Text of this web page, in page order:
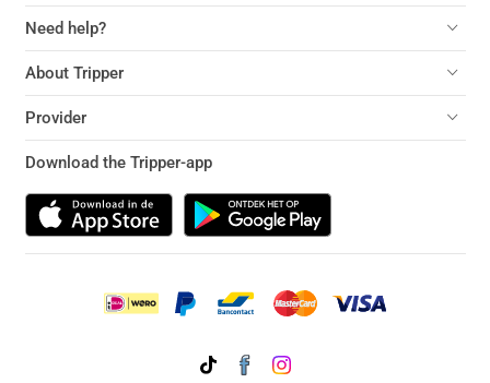
Need help?
About Tripper
Provider
Download the Tripper-app